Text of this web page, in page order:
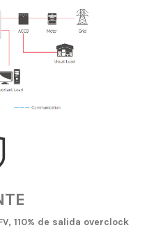
110% de salida overclock